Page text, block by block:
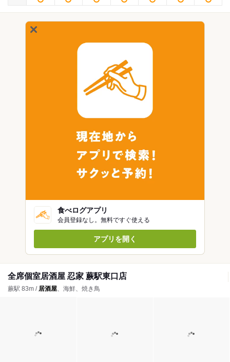
食べログアプリ
会員登録なし。無料ですぐ使える
アプリを開く
全席個室居酒屋 忍家 蕨駅東口店
蕨駅 83m / 居酒屋、海鮮、焼き鳥